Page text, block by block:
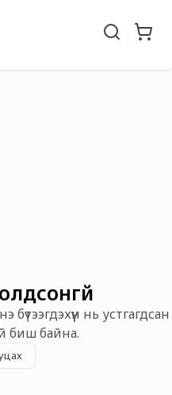
олдсонгүй
бүтээгдэхүүн нь устгагдсан
биш байна.